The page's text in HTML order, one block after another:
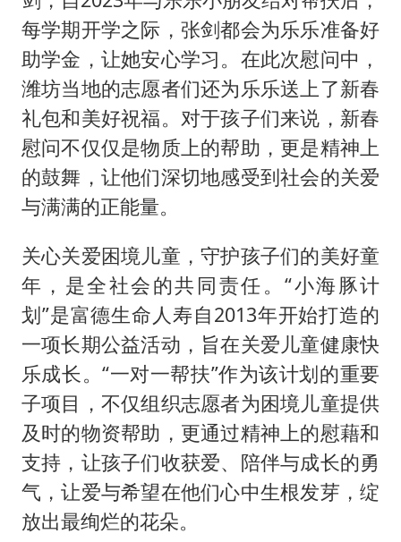
每学期开学之际，张剑都会为乐乐准备好
助学金，让她安心学习。在此次慰问中，
潍坊当地的志愿者们还为乐乐送上了新春
礼包和美好祝福。对于孩子们来说，新春
慰问不仅仅是物质上的帮助，更是精神上
的鼓舞，让他们深切地感受到社会的关爱
与满满的正能量。
关心关爱困境儿童，守护孩子们的美好童
年，是全社会的共同责任。“小海豚计
划”是富德生命人寿自2013年开始打造的
一项长期公益活动，旨在关爱儿童健康快
乐成长。“一对一帮扶”作为该计划的重要
子项目，不仅组织志愿者为困境儿童提供
及时的物资帮助，更通过精神上的慰藉和
支持，让孩子们收获爱、陪伴与成长的勇
气，让爱与希望在他们心中生根发芽，绽
放出最绚烂的花朵。